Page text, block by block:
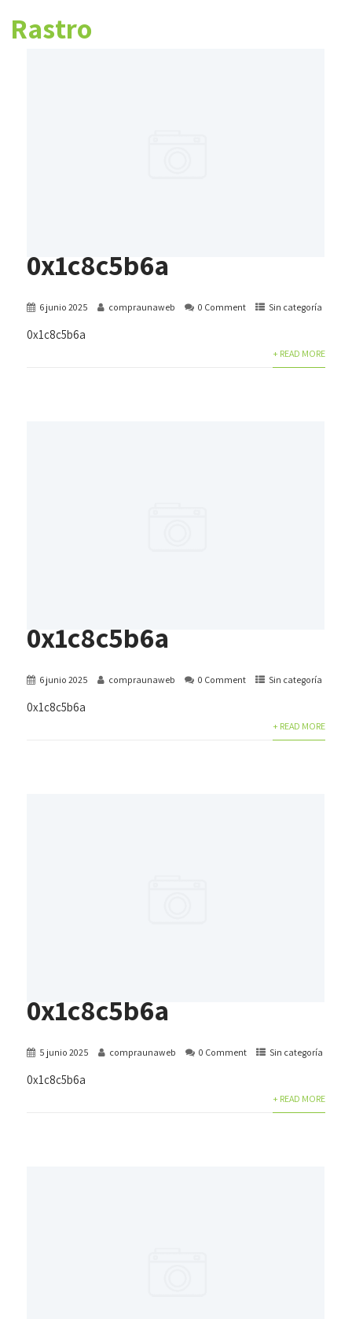
Rastro
0x1c8c5b6a
6 junio 2025 compraunaweb 0 Comment Sin categoría
0x1c8c5b6a
+ READ MORE
0x1c8c5b6a
6 junio 2025 compraunaweb 0 Comment Sin categoría
0x1c8c5b6a
+ READ MORE
0x1c8c5b6a
5 junio 2025 compraunaweb 0 Comment Sin categoría
0x1c8c5b6a
+ READ MORE